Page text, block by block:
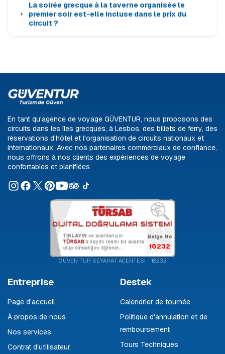
La soirée grecque à la taverne organisée le
premier soir est-elle incluse dans le prix du
circuit ?
En tant qu'agence de voyage GÜVENTUR, nous proposons des
circuits dans les îles grecques, à Lesbos, des billets de ferry, des
réservations d'hôtel et l'organisation de circuits nationaux et
internationaux. Avec nos partenaires commerciaux de confiance,
nous offrons à nos clients des expériences de voyage
confortables et planifiées.
18232
GÜVEN TUR SEYAHAT ACENTESİ - 18232
Entreprise
Page d'accueil
À propos de nous
Nos services
Contrat d'utilisateur
Destek
Calendrier de tournée
Politique d'annulation et de
remboursement
Tours Techniques